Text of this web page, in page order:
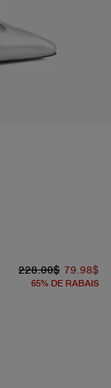
228.00$ 79.98$
65% DE RABAIS